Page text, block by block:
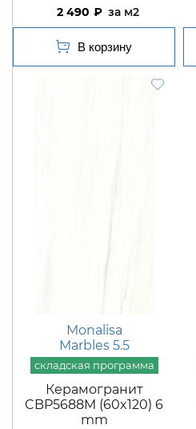
2 490 м2
Monalisa
Marbles 5.5
Керамогранит
CBP5688M (60x120) 6
mm